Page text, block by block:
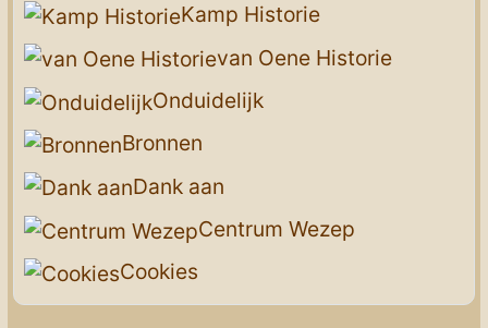
Kamp Historie
van Oene Historie
Onduidelijk
Bronnen
Dank aan
Centrum Wezep
Cookies